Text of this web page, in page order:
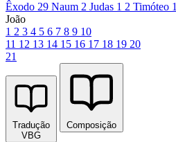
Êxodo 29 Naum 2 Judas 1 2 Timóteo 1
João
1 2 3 4 5 6 7 8 9 10
11 12 13 14 15 16 17 18 19 20
21
Tradução
VBG
Composição